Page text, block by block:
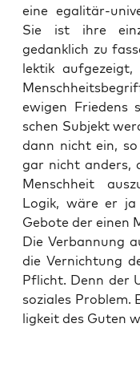
eine ega­li­tär-
Sie ist ihre
gedank­lich zu
lek­tik
ewi­gen Frie­dens
schen Sub­jekt
dann nicht ein,
gar nicht anders,
Mensch­heit
Logik, wäre er ja
Gebo­te der einen
Die Ver­ban­nung
die Ver­nich­tung
Pflicht. Denn der
sozia­les Pro­blem.
lig­keit des Guten